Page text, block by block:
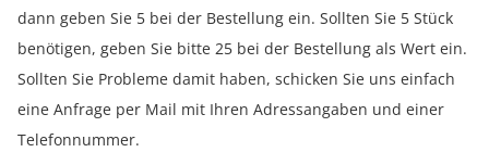
dann geben Sie 5 bei der Bestellung ein. Sollten Sie 5 Stück
benötigen, geben Sie bitte 25 bei der Bestellung als Wert ein.
Sollten Sie Probleme damit haben, schicken Sie uns einfach
eine Anfrage per Mail mit Ihren Adressangaben und einer
Telefonnummer.